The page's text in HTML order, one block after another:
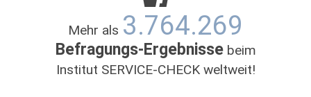
Samstag
09:00 - 18:00
Mehr als 3.764.269
Befragungs-Ergebnissebeim
Institut SERVICE-CHECK weltweit!